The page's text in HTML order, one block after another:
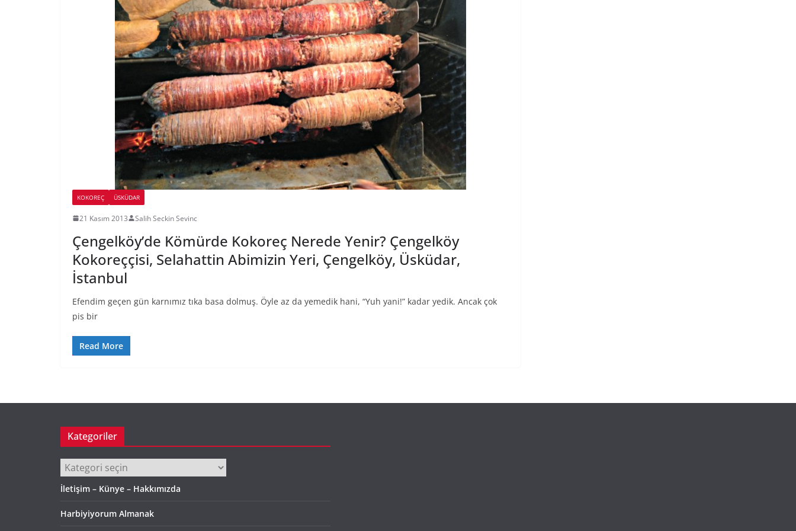
KOKOREÇ ÜSKÜDAR
21 Kasım 2013 Salih Seckin Sevinc
Çengelköy’de Kömürde Kokoreç Nerede Yenir? Çengelköy
Kokoreççisi, Selahattin Abimizin Yeri, Çengelköy, Üsküdar,
İstanbul
Efendim geçen gün karnımız tıka basa dolmuş. Öyle az da yemedik hani, “Yuh yani!” kadar yedik. Ancak çok
pis bir
Read More
Kategoriler
Kategoriler
İletişim – Künye – Hakkımızda
Harbiyiyorum Almanak